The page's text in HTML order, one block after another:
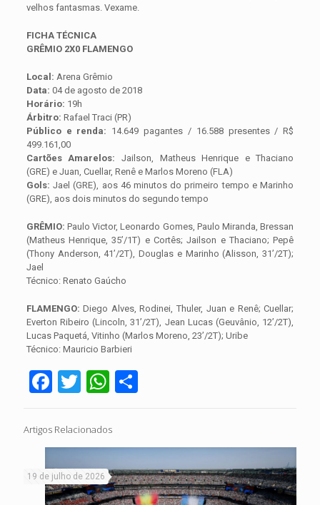
velhos fantasmas. Vexame.
FICHA TÉCNICA
GRÊMIO 2X0 FLAMENGO
Local: Arena Grêmio
Data: 04 de agosto de 2018
Horário: 19h
Árbitro: Rafael Traci (PR)
Público e renda: 14.649 pagantes / 16.588 presentes / R$
499.161,00
Cartões Amarelos: Jailson, Matheus Henrique e Thaciano
(GRE) e Juan, Cuellar, Renê e Marlos Moreno (FLA)
Gols: Jael (GRE), aos 46 minutos do primeiro tempo e Marinho
(GRE), aos dois minutos do segundo tempo
GRÊMIO: Paulo Victor, Leonardo Gomes, Paulo Miranda, Bressan
(Matheus Henrique, 35’/1T) e Cortês; Jailson e Thaciano; Pepê
(Thony Anderson, 41’/2T), Douglas e Marinho (Alisson, 31’/2T);
Jael
Técnico: Renato Gaúcho
FLAMENGO: Diego Alves, Rodinei, Thuler, Juan e Renê; Cuellar;
Everton Ribeiro (Lincoln, 31’/2T), Jean Lucas (Geuvânio, 12’/2T),
Lucas Paquetá, Vitinho (Marlos Moreno, 23’/2T); Uribe
Técnico: Mauricio Barbieri
Facebook
TwitterWhatsApp
Share
Artigos Relacionados
19 de julho de 2026